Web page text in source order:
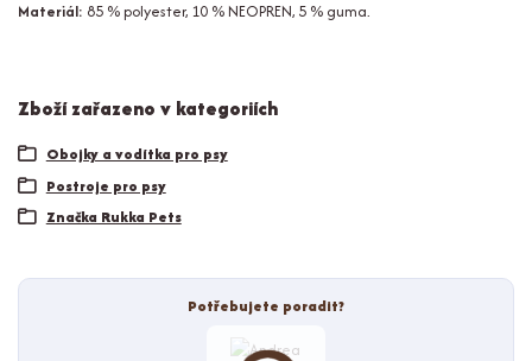
Materiál: 85 % polyester, 10 % NEOPREN, 5 % guma.
Zboží zařazeno v kategoriích
Obojky a vodítka pro psy
Postroje pro psy
Značka Rukka Pets
Potřebujete poradit?